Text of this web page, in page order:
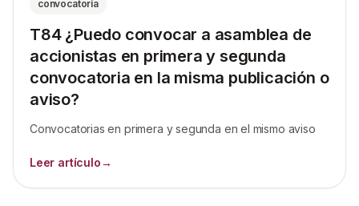
convocatoria
T84 ¿Puedo convocar a asamblea de
accionistas en primera y segunda
convocatoria en la misma publicación o
aviso?
Convocatorias en primera y segunda en el mismo aviso
Leer artículo→